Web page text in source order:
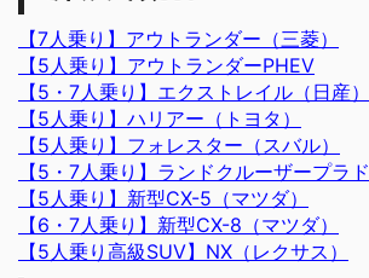
【7人乗り】アウトランダー（三菱）
【5人乗り】アウトランダーPHEV
【5・7人乗り】エクストレイル（日産）
【5人乗り】ハリアー（トヨタ）
【5人乗り】フォレスター（スバル）
【5・7人乗り】ランドクルーザープラド
【5人乗り】新型CX-5（マツダ）
【6・7人乗り】新型CX-8（マツダ）
【5人乗り高級SUV】NX（レクサス）